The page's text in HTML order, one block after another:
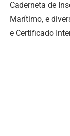
Caderneta de
Marítimo, e
e Certificado